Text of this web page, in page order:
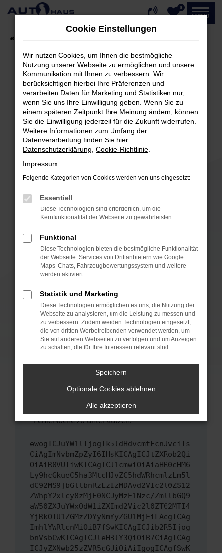
Zum
0
MENÜ
Fehler: Network Error
Beim Laden ist ein Fehler aufgetreten.
Hier sind ein paar Tipps, die dir helfen können:
Überprüfe deine Firewall und deine
Internetverbindung.
Laden andere Webseiten, zum Beispiel deine
Suchmaschine?
Prüfe deine Browsererweiterungen.
können das Laden bestimmter Seiten
verhindern. Funktioniert die Seite in einem
anderen Browser oder in einem privaten
Fenster?
Starte dein Gerät neu.
Das kann manchmal helfen, vorübergehende
Probleme zu beheben.
Betriebssystem auf dem neuesten Stand
sind.
Veraltete Software birgt nicht nur ein
Sicherheitsrisiko, sondern kann auch dazu
führen, dass bestimmte Funktionen nicht mehr
unterstützt werden.
Wende dich an den Webseitenbetreiber.
Wenn du alle oben genannten Schritte versucht
hast, kontaktiere uns bitte. Wir werden
uns diesen Text schicken, um uns bei der
Fehlersuche zu unterstützen:
ewogICJuYW1lIjogIk5ldHdvcmtFcnJvciIs
CiAgImNvbmZpZyI6IHsKICAgICJtZXRob2Qi
OiAiR0VUIiwKICAgICJ1cmwiOiAiaHR0cHM6
Ly9hcGkueC5ha3MtcHJvZC5hdWRhcmlzLm5l
dC92MS9jbGllbnRzLzIzMDAvd2Vic2l0ZS12
ZWhpY2xlcy8zMjE0NCUyMzE1Nzc/ZmllbGQ9
aW50ZXJuYWxOdW1iZXImd2Vic2l0ZT02MTI4
YjRkOTU1ZGMzZDYyNmYyZGU1MjEiLAogICAg
ImhlYWRlcnMiOiB7fSwKICAgICJib2R5Ijog
bnVsbCwKICAgICJleHBlY3QiOiB7CiAgICAg
ICJyZXNwb25zZVR5cGUiOiAiIgogICAgfSwK
Cookie Einstellungen
Wir nutzen Cookies, um Ihnen die bestmögliche
Nutzung unserer Webseite zu ermöglichen und unsere
Kommunikation mit Ihnen zu verbessern. Wir
berücksichtigen hierbei Ihre Präferenzen und
verarbeiten Daten für Marketing und Statistiken nur,
wenn Sie uns Ihre Einwilligung geben. Wenn Sie zu
einem späteren Zeitpunkt Ihre Meinung ändern, können
Sie die Einwilligung jederzeit für die Zukunft widerrufen.
Weitere Informationen zum Umfang der
Datenverarbeitung finden Sie hier:
Datenschutzerklärung Cookie-Richtlinie
Impressum
Folgende Kategorien von Cookies werden von uns eingesetzt:
Essentiell
Diese Technologien sind erforderlich, um die
Kernfunktionalität der Webseite zu gewährleisten.
Funktional
Diese Technologien bieten die bestmögliche Funktionalität
der Webseite. Services von Drittanbietern wie Google
Maps, Chats, Fahrzeugbewertungssystem und weitere
werden aktiviert.
Statistik und Marketing
Diese Technologien ermöglichen es uns, die Nutzung der
Webseite zu analysieren, um die Leistung zu messen und
zu verbessern. Zudem werden Technologien eingesetzt,
die von dritten Werbetreibenden verwendet werden, um
Sie auf anderen Webseiten zu verfolgen und um Anzeigen
zu schalten, die für Ihre Interessen relevant sind.
Speichern
Optionale Cookies ablehnen
Alle akzeptieren